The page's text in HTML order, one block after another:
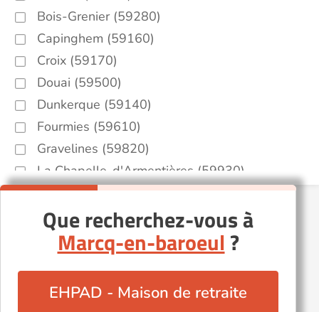
Bois-Grenier (59280)
Capinghem (59160)
Croix (59170)
Douai (59500)
Dunkerque (59140)
Fourmies (59610)
Gravelines (59820)
La Chapelle-d'Armentières (59930)
Lille (59000)
Maubeuge (59600)
Roost-Warendin (59286)
Roubaix (59100)
Tourcoing (59200)
Que recherchez-vous à
Marcq-en-baroeul ?
EHPAD - Maison de retraite